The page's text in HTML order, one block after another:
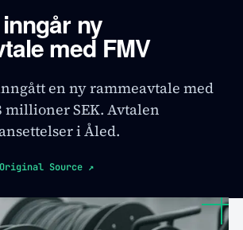
ny
med FMV
en ny rammeavtale med
millioner SEK. Avtalen
i Åled.
Original Source ↗